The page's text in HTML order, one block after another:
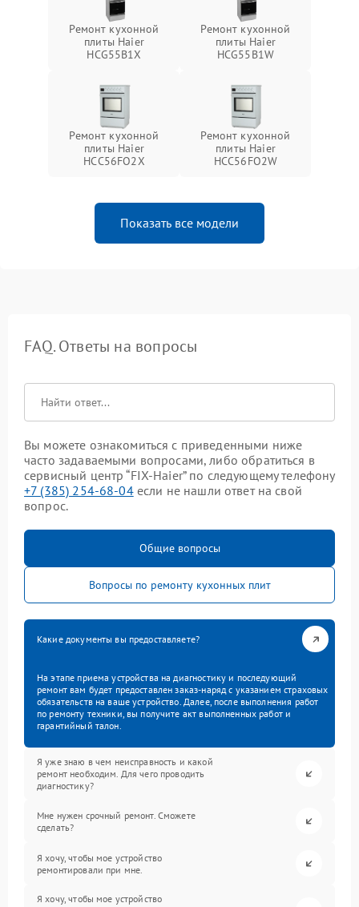
Ремонт кухонной
плиты Haier
HCG55B1X
Ремонт кухонной
плиты Haier
HCG55B1W
Ремонт кухонной
плиты Haier
HCC56FO2X
Ремонт кухонной
плиты Haier
HCC56FO2W
Показать все модели
FAQ. Ответы на вопросы
Вы можете ознакомиться с приведенными ниже
часто задаваемыми вопросами, либо обратиться в
сервисный центр “FIX-Haier” по следующему телефону
+7 (385) 254-68-04если не нашли ответ на свой
вопрос.
Общие вопросы
Вопросы по ремонту кухонных плит
Какие документы вы предоставляете?
На этапе приема устройства на диагностику и последующий
ремонт вам будет предоставлен заказ-наряд с указанием страховых
обязательств на ваше устройство. Далее, после выполнения работ
по ремонту техники, вы получите акт выполненных работ и
гарантийный талон.
Я уже знаю в чем неисправность и какой
ремонт необходим. Для чего проводить
диагностику?
Мне нужен срочный ремонт. Сможете
сделать?
Я хочу, чтобы мое устройство
ремонтировали при мне.
Я хочу, чтобы мое устройство